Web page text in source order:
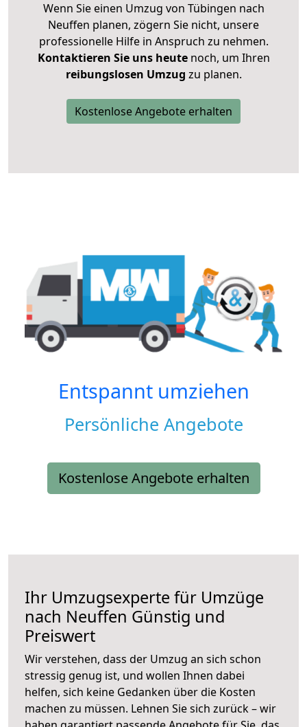
Wenn Sie einen Umzug von Tübingen nach
Neuffen planen, zögern Sie nicht, unsere
professionelle Hilfe in Anspruch zu nehmen.
Kontaktieren Sie uns heutenoch, um Ihren
reibungslosen Umzug zu planen.
Kostenlose Angebote erhalten
Entspannt umziehen
Persönliche Angebote
Kostenlose Angebote erhalten
Ihr Umzugsexperte für Umzüge
nach Neuffen Günstig und
Preiswert
Wir verstehen, dass der Umzug an sich schon
stressig genug ist, und wollen Ihnen dabei
helfen, sich keine Gedanken über die Kosten
machen zu müssen. Lehnen Sie sich zurück – wir